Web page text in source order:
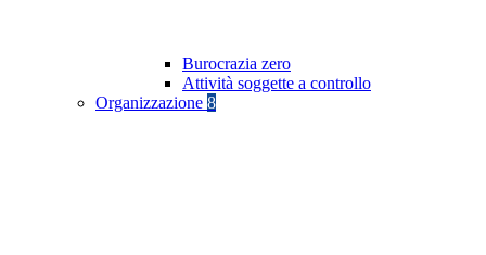
Burocrazia zero
Attività soggette a controllo
Organizzazione 8